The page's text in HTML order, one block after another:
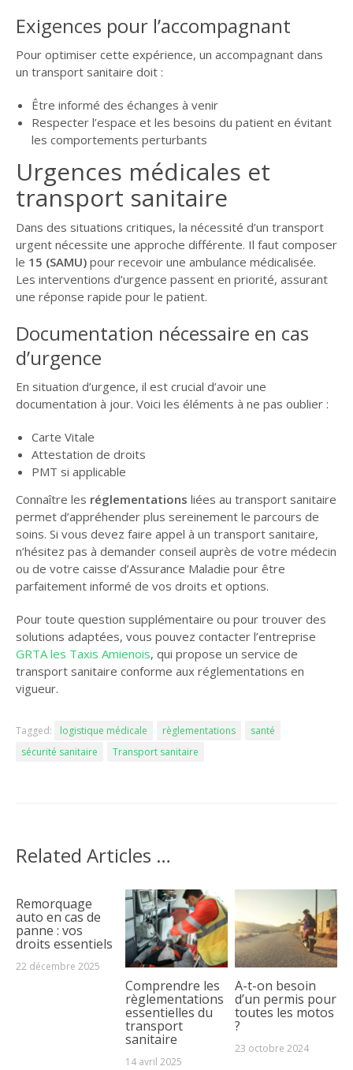
Exigences pour l’accompagnant
Pour optimiser cette expérience, un accompagnant dans
un transport sanitaire doit :
Être informé des échanges à venir
Respecter l’espace et les besoins du patient en évitant
les comportements perturbants
Urgences médicales et
transport sanitaire
Dans des situations critiques, la nécessité d’un transport
urgent nécessite une approche différente. Il faut composer
le 15 (SAMU)pour recevoir une ambulance médicalisée.
Les interventions d’urgence passent en priorité, assurant
une réponse rapide pour le patient.
Documentation nécessaire en cas
d’urgence
En situation d’urgence, il est crucial d’avoir une
documentation à jour. Voici les éléments à ne pas oublier :
Carte Vitale
Attestation de droits
PMT si applicable
Connaître les réglementations liées au transport sanitaire
permet d’appréhender plus sereinement le parcours de
soins. Si vous devez faire appel à un transport sanitaire,
n’hésitez pas à demander conseil auprès de votre médecin
ou de votre caisse d’Assurance Maladie pour être
parfaitement informé de vos droits et options.
Pour toute question supplémentaire ou pour trouver des
solutions adaptées, vous pouvez contacter l’entreprise
GRTA les Taxis Amienois, qui propose un service de
transport sanitaire conforme aux réglementations en
vigueur.
Tagged: logistique médicale règlementations
santé
sécurité sanitaire
Transport sanitaire
Related Articles …
Remorquage
auto en cas de
panne : vos
droits essentiels
22 décembre 2025
Comprendre les
règlementations
essentielles du
transport
sanitaire
14 avril 2025
A-t-on besoin
d’un permis pour
toutes les motos
?
23 octobre 2024